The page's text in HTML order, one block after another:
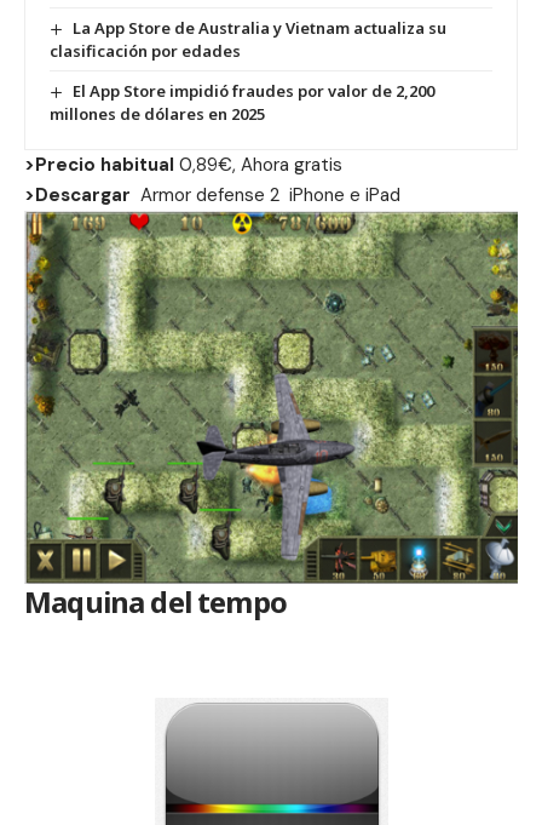
La App Store de Australia y Vietnam actualiza su
clasificación por edades
El App Store impidió fraudes por valor de 2,200
millones de dólares en 2025
>Precio habitual 0,89€, Ahora gratis
>Descargar Armor defense 2 iPhone e iPad
Maquina del tempo